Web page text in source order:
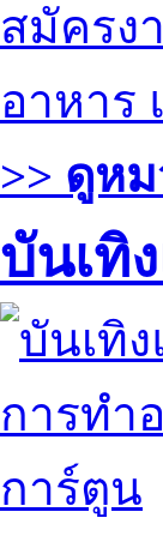
สมัครง
อาหาร
>> ดูห
บันเทิ
การทำ
การ์ตูน